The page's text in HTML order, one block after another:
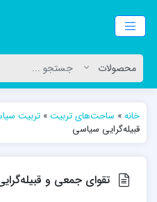
خانه» ساحت‌های تربیت» تربیت
قبیله‌گرایی سیاسی
تقوای جمعی و